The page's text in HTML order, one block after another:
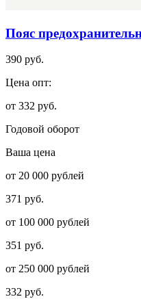
Пояс
390 руб.
Цена опт:
от 332 руб.
Годовой оборот
Ваша цена
от 20 000 рублей
371 руб.
от 100 000 рублей
351 руб.
от 250 000 рублей
332 руб.